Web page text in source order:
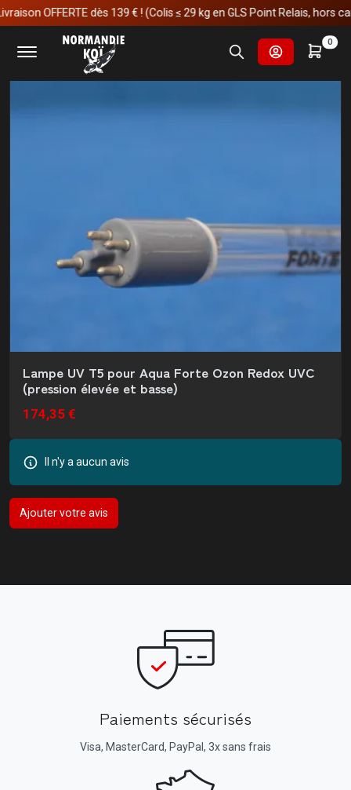
OFFERTE dès 139 € ! (Colis ≤ 29 kg en GLS Point Relais, hors
0
Lampe UV T5 pour Aqua Forte Ozon Redox UVC
(pression élevée et basse)
174,35 €
Il n'y a aucun avis
Ajouter votre avis
Paiements sécurisés
Visa, MasterCard, PayPal, 3x sans frais